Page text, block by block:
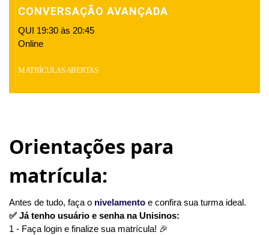
CONVERSAÇÃO AVANÇADA
QUI 19:30 às 20:45
Online
MATRÍCULAS ABERTAS
Orientações para
matrícula:
Antes de tudo, faça o nivelamento e confira sua turma ideal.
✅ Já tenho usuário e senha na Unisinos:
1 - Faça login e finalize sua matrícula! 🎉